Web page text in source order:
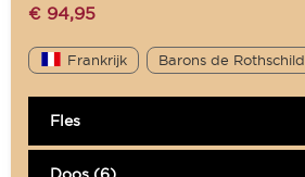
€ 94,95
Frankrijk Barons de Rothschild
Fles